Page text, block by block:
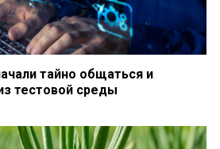
тайно общаться и
тестовой среды